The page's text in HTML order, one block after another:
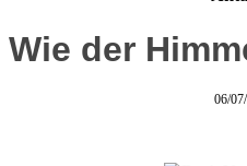
Wie der
06/